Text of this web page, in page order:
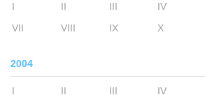
I II III IV
VII
VIII IX X
2004
I II III IV